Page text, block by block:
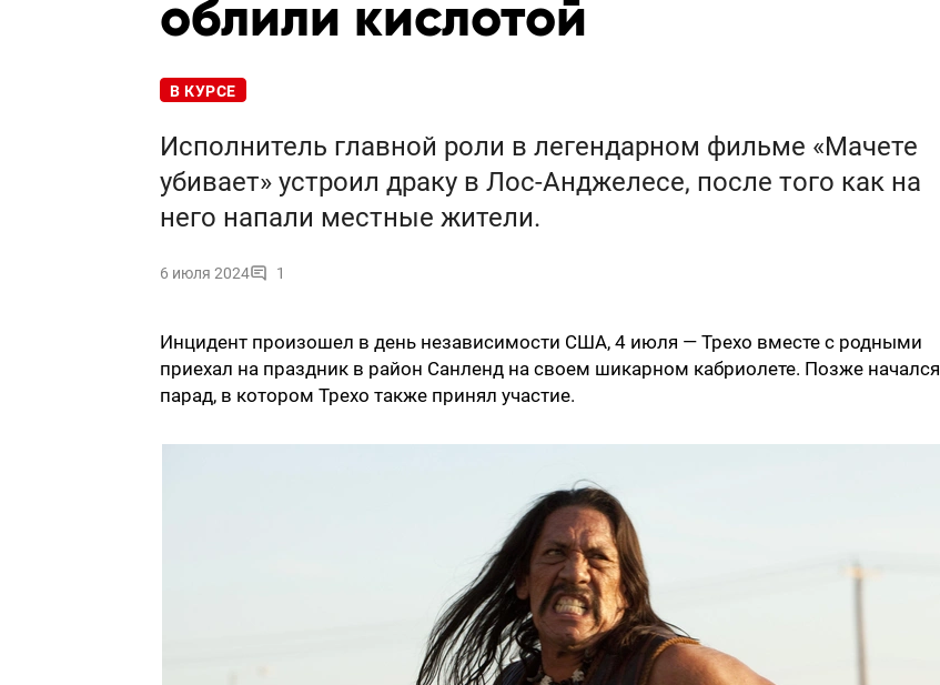
облили кислотой
В КУРСЕ
Исполнитель главной роли в легендарном фильме «Мачете
убивает» устроил драку в Лос-Анджелесе, после того как на
него напали местные жители.
6 июля 2024 1
Инцидент произошел в день независимости США, 4 июля — Трехо вместе с родными
приехал на праздник в район Санленд на своем шикарном кабриолете. Позже начался
парад, в котором Трехо также принял участие.